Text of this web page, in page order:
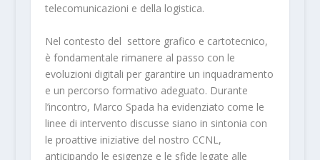
telecomunicazioni e della logistica.
Nel contesto del settore grafico e cartotecnico,
è fondamentale rimanere al passo con le
evoluzioni digitali per garantire un inquadramento
e un percorso formativo adeguato. Durante
l’incontro, Marco Spada ha evidenziato come le
linee di intervento discusse siano in sintonia con
le proattive iniziative del nostro CCNL,
anticipando le esigenze e le sfide legate alle